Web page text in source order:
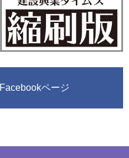
Facebookページ